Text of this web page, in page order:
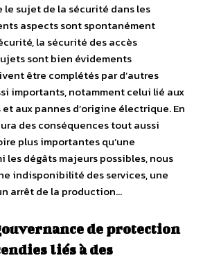
le sujet de la sécurité dans les
aspects sont spontanément
la sécurité des accès
sont bien évidements
être complétés par d’autres
importants, notamment celui lié aux
aux pannes d’origine électrique. En
des conséquences tout aussi
plus importantes qu’une
les dégâts majeurs possibles, nous
indisponibilité des services, une
arrêt de la production…
de protection
liés à des